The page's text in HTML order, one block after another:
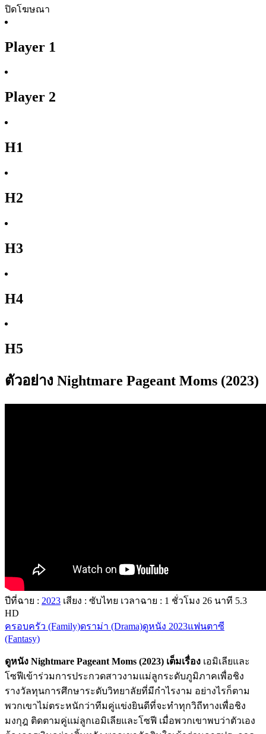
ปิดโฆษณา
Player 1
Player 2
H1
H2
H3
H4
H5
ตัวอย่าง Nightmare Pageant Moms (2023)
ปีที่ฉาย : 2023 เสียง : ซับไทย เวลาฉาย : 1 ชั่วโมง 26 นาที 5.3
HD
ครอบครัว (Family)ดราม่า (Drama)ดูหนัง 2023แฟนตาซี
(Fantasy)
ดูหนัง Nightmare Pageant Moms (2023) เต็มเรื่อง เอมิเลียและ
โซฟีเข้าร่วมการประกวดสาวงามแม่ลูกระดับภูมิภาคเพื่อชิง
รางวัลทุนการศึกษาระดับวิทยาลัยที่มีกำไรงาม อย่างไรก็ตาม
พวกเขาไม่ตระหนักว่าทีมคู่แข่งยินดีที่จะทำทุกวิถีทางเพื่อชิง
มงกุฎ ติดตามคู่แม่ลูกเอมิเลียและโซฟี เมื่อพวกเขาพบว่าตัวเอง